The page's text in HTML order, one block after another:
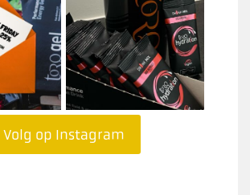
Volg op Instagram